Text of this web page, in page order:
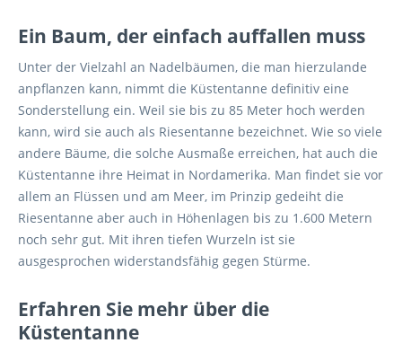
Ein Baum, der einfach auffallen muss
Unter der Vielzahl an Nadelbäumen, die man hierzulande
anpflanzen kann, nimmt die Küstentanne definitiv eine
Sonderstellung ein. Weil sie bis zu 85 Meter hoch werden
kann, wird sie auch als Riesentanne bezeichnet. Wie so viele
andere Bäume, die solche Ausmaße erreichen, hat auch die
Küstentanne ihre Heimat in Nordamerika. Man findet sie vor
allem an Flüssen und am Meer, im Prinzip gedeiht die
Riesentanne aber auch in Höhenlagen bis zu 1.600 Metern
noch sehr gut. Mit ihren tiefen Wurzeln ist sie
ausgesprochen widerstandsfähig gegen Stürme.
Erfahren Sie mehr über die
Küstentanne